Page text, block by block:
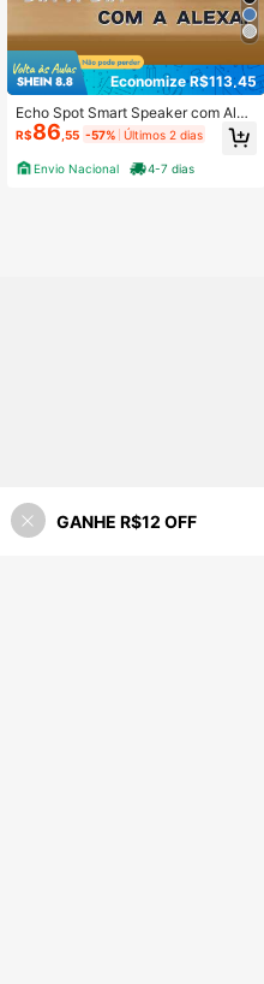
Economize R$113,45
Echo Spot Smart Speaker com Alex
a: Despertador Inteligente + Som Vi
brante (Branco/Preto/Azul)!
R$86 ,55 -57% Últimos 2 dias
Envio Nacional 4-7 dias
47% OFF!
GANHE R$12 OFF